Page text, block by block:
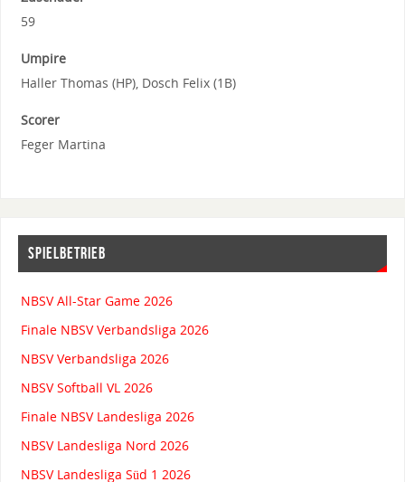
59
Umpire
Haller Thomas (HP), Dosch Felix (1B)
Scorer
Feger Martina
SPIELBETRIEB
NBSV All-Star Game 2026
Finale NBSV Verbandsliga 2026
NBSV Verbandsliga 2026
NBSV Softball VL 2026
Finale NBSV Landesliga 2026
NBSV Landesliga Nord 2026
NBSV Landesliga Süd 1 2026